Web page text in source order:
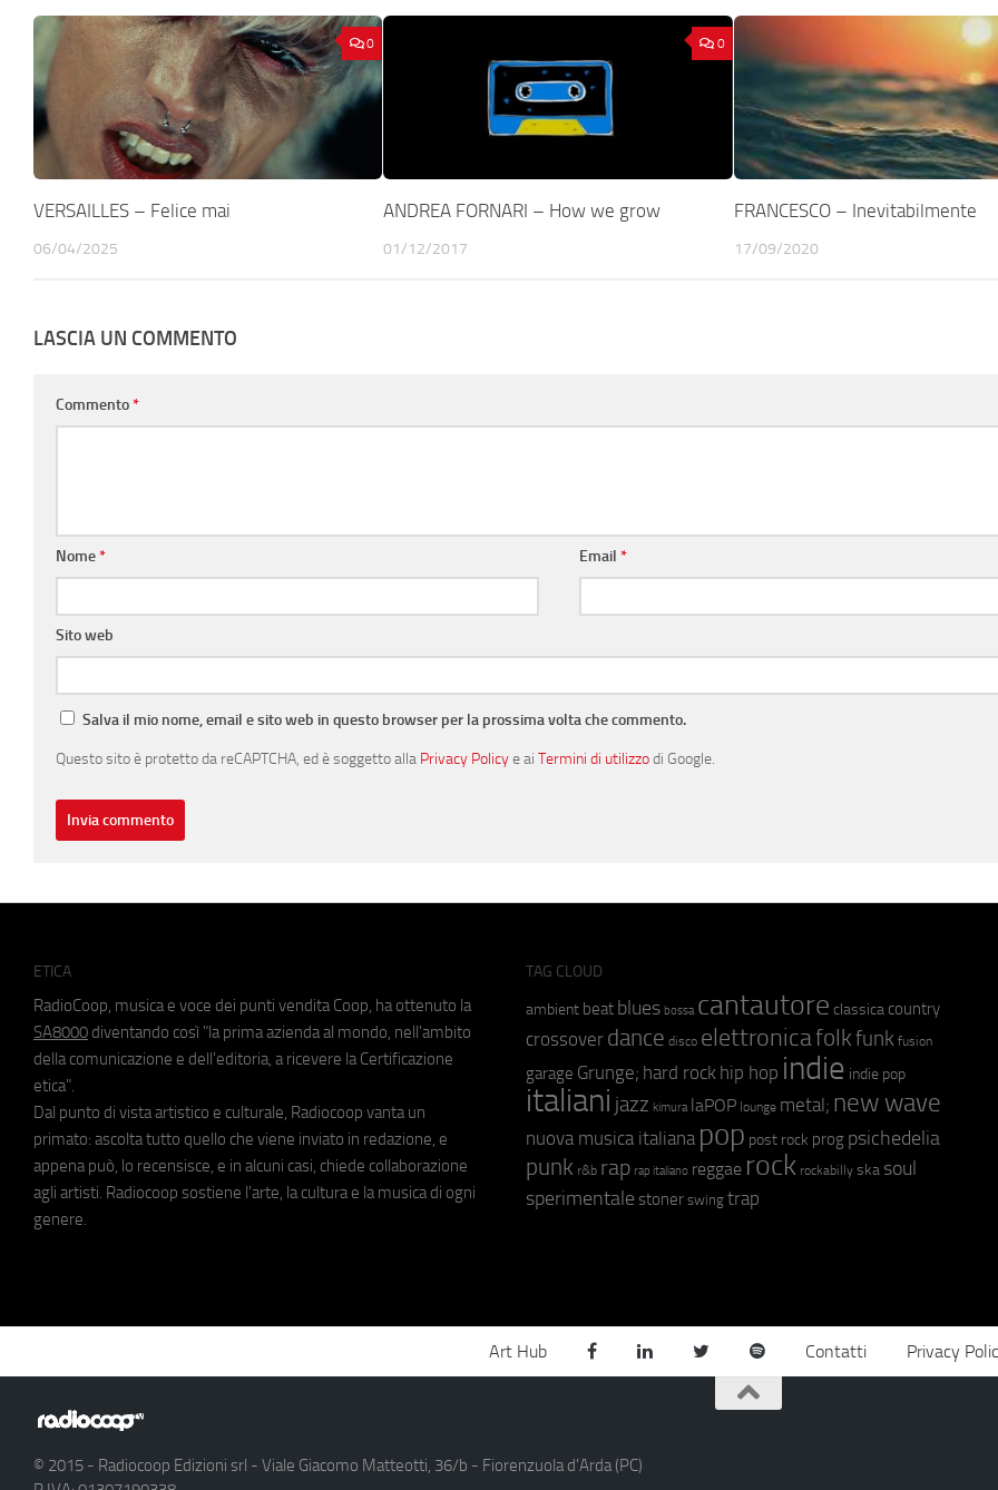
0
VERSAILLES – Felice mai
06/04/2025
0
ANDREA FORNARI – How we grow
01/12/2017
FRANCESCO – Inevitabilmente
17/09/2020
LASCIA UN COMMENTO
Commento*
Nome* Email*
Sito web
Salva il mio nome, email e sito web in questo browser per la prossima volta che commento.
Questo sito è protetto da reCAPTCHA, ed è soggetto alla Privacy Policye ai Termini di utilizzodi Google.
ETICA
RadioCoop, musica e voce dei punti vendita Coop, ha ottenuto la
SA8000 diventando così "la prima azienda al mondo, nell'ambito
della comunicazione e dell'editoria, a ricevere la Certificazione
etica".
Dal punto di vista artistico e culturale, Radiocoop vanta un
primato: ascolta tutto quello che viene inviato in redazione, e
appena può, lo recensisce, e in alcuni casi, chiede collaborazione
agli artisti. Radiocoop sostiene l'arte, la cultura e la musica di ogni
genere.
TAG CLOUD
ambient beat blues bossa cantautore classica country
crossover dance disco elettronicafolkfunk fusion
garage Grunge; hard rock hip hop indie indie pop
italiani jazz kimura laPOP lounge metal; new wave
nuova musica italiana pop post rock prog psichedelia
punk r&b rap rap italiano reggae rock rockabilly ska soul
sperimentale stoner swing trap
Art Hub Contatti Privacy
© 2015 - Radiocoop Edizioni srl - Viale Giacomo Matteotti, 36/b - Fiorenzuola d'Arda (PC)